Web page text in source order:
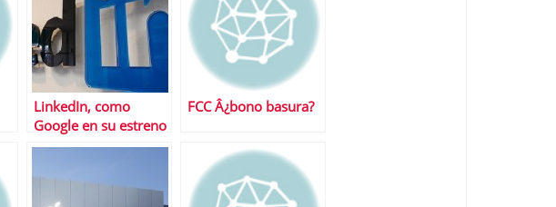
LinkedIn, como
Google en su estreno
bursÃ¡til
FCC Â¿bono basura?